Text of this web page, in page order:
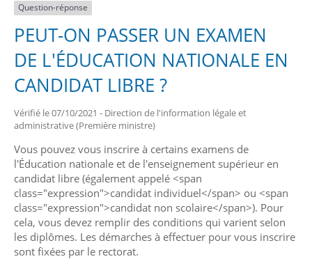
Question-réponse
PEUT-ON PASSER UN EXAMEN
DE L'ÉDUCATION NATIONALE EN
CANDIDAT LIBRE ?
Vérifié le 07/10/2021 - Direction de l'information légale et
administrative (Première ministre)
Vous pouvez vous inscrire à certains examens de
l'Éducation nationale et de l'enseignement supérieur en
candidat libre (également appelé <span
class="expression">candidat individuel</span> ou <span
class="expression">candidat non scolaire</span>). Pour
cela, vous devez remplir des conditions qui varient selon
les diplômes. Les démarches à effectuer pour vous inscrire
sont fixées par le rectorat.